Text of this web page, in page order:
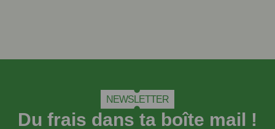
NEWSLETTER
Du frais dans ta boîte mail !